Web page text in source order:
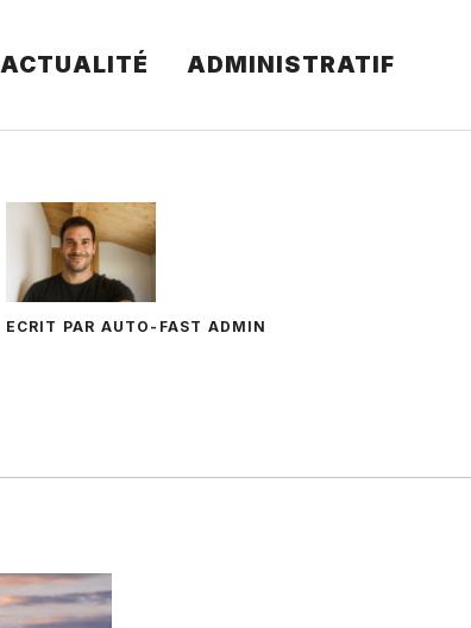
ACTUALITÉ ADMINISTRATIF
ECRIT PAR AUTO-FAST ADMIN